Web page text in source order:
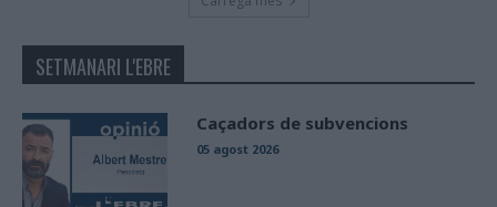
SETMANARI L'EBRE
Caçadors de subvencions
05 agost 2026